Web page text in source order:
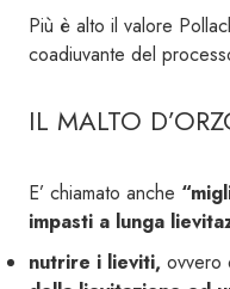
Più è alto il valore
coadiuvante del
IL MALTO
E’ chiamato anche
impasti a lunga
nutrire i lieviti, ovvero